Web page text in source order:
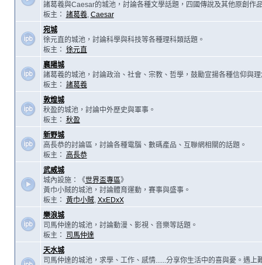
諸葛羲與Caesar的城池，討論各種文學話題，四國傳說及其他原創作
板主： 諸葛羲, Caesar
宛城
徐元直的城池，討論科學與科技等各種理科類話題。
板主： 徐元直
襄陽城
諸葛羲的城池，討論政治、社會、宗教、哲學，鼓勵宣揚各種信仰與理
板主： 諸葛羲
敦煌城
秋盈的城池，討論中外歷史與軍事。
板主： 秋盈
新野城
高長恭的討論區，討論各種電腦、數碼產品、互聯網相關的話題。
板主：
高長恭
武威城
城內設施：《世界盃專區》
黃巾小賊的城池，討論體育運動，賽事與盛事。
板主： 黃巾小賊, XxEDxX
樂浪城
司馬仲達的城池，討論動漫、影視、音樂等話題。
板主：
司馬仲達
天水城
司馬仲達的城池，求學、工作、感情......分享你生活中的喜與憂。遇上